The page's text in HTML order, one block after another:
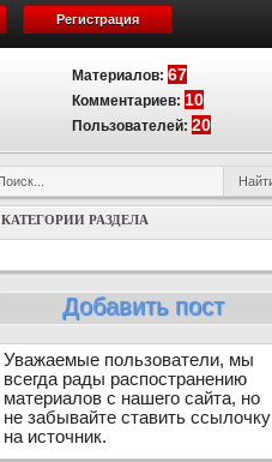
Регистрация
Материалов: 67
Комментариев: 10
Пользователей: 20
КАТЕГОРИИ РАЗДЕЛА
Добавить пост
Уважаемые пользователи, мы
всегда рады распостранению
материалов с нашего сайта, но
не забывайте ставить ссылочку
на источник.